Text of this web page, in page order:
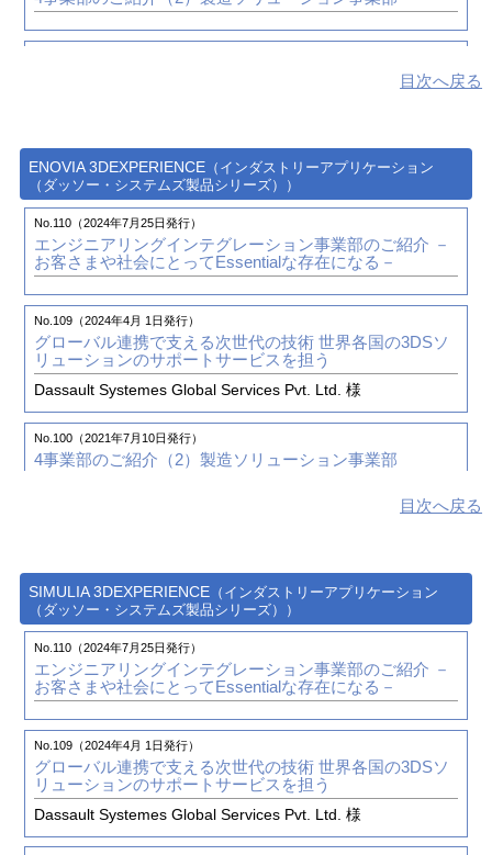
TECHNIA PLM INNOVATION FORUM 2019のご報告
No.92（2019年1月 1日発行）
ものづくり変革のための意識変革
ものづくりの3DEXPERIENCEプラットフォーム ―
ダッソー・システムズ株式会社 様
TECHNIA PLM INNOVATION FORUM 2019のご報告
No.94（2019年7月 1日発行）
ダッソー・システムズ株式会社との取り組みとFY2018の
活動における表彰
No.93（2019年4月 1日発行）
3DEXPERIENCE CATIAによるモールド設計プロセスフ
ローのあらたな革新③ 「Advanced編」のご紹介
No.92（2019年1月 1日発行）
ものづくり変革のための意識変革
ものづくりの3DEXPERIENCEプラットフォーム ―
紹介
No.91（2018年10月 1日発行）
3DEXPERIENCE CATIAによるモールド設計プロセスフ
ローのあらたな革新①「Core ＆ Cavity Separation編」の
ご紹介
目次へ戻る
ENOVIA 3DEXPERIENCE （インダストリーアプリケーション
（ダッソー・システムズ製品シリーズ））
No.110（2024年7月25日発行）
エンジニアリングインテグレーション事業部のご紹介 －
お客さまや社会にとってEssentialな存在になる－
No.109（2024年4月 1日発行）
グローバル連携で支える次世代の技術世界各国の3DSソ
リューションのサポートサービスを担う
Dassault Systemes Global Services Pvt. Ltd. 様
No.100（2021年7月10日発行）
4事業部のご紹介（2）製造ソリューション事業部
No.96（2020年1月 1日発行）
3DEXPERIENCE FORUM Japan 2019のご報告
No.96（2020年1月 1日発行）
TECHNIA PLM INNOVATION FORUM 2019のご報告
No.94（2019年7月 1日発行）
ダッソー・システムズ株式会社との取り組みとFY2018の
活動における表彰
目次へ戻る
SIMULIA 3DEXPERIENCE （インダストリーアプリケーション
（ダッソー・システムズ製品シリーズ））
No.110（2024年7月25日発行）
エンジニアリングインテグレーション事業部のご紹介 －
お客さまや社会にとってEssentialな存在になる－
No.109（2024年4月 1日発行）
グローバル連携で支える次世代の技術世界各国の3DSソ
リューションのサポートサービスを担う
Dassault Systemes Global Services Pvt. Ltd. 様